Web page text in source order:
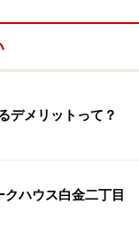
デメリットって？
ハウス白金二丁目